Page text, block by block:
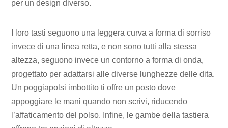
per un design diverso.
I loro tasti seguono una leggera curva a forma di sorriso
invece di una linea retta, e non sono tutti alla stessa
altezza, seguono invece un contorno a forma di onda,
progettato per adattarsi alle diverse lunghezze delle dita.
Un poggiapolsi imbottito ti offre un posto dove
appoggiare le mani quando non scrivi, riducendo
l’affaticamento del polso. Infine, le gambe della tastiera